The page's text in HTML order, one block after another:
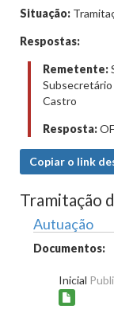
Situação:
Respostas:
Remetente:
Castro
Resposta:
Copiar o link
Tramitação
Autuação
Documentos:
Inicial